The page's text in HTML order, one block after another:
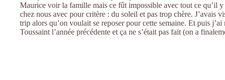
Maurice voir la famille mais ce fût impossible avec tout ce qu’il
chez nous avec pour critère : du soleil et pas trop chère. J’avais
trip alors qu’on voulait se reposer pour cette semaine. Et puis j’ai
Toussaint l’année précédente et ça ne s’était pas fait (on a